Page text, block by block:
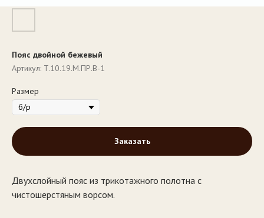
Пояс двойной бежевый
Артикул: T.10.19.М.ПР.B-1
Размер
Заказать
Двухслойный пояс из трикотажного полотна с
чистошерстяным ворсом.